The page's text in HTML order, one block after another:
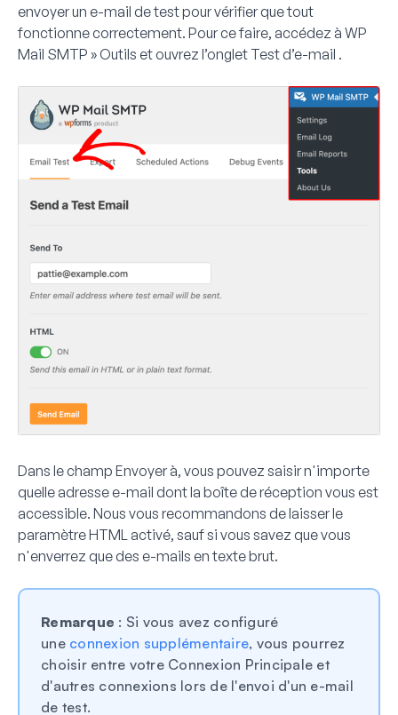
envoyer un e-mail de test pour vérifier que tout
fonctionne correctement. Pour ce faire, accédez à WP
Mail SMTP » Outils et ouvrez l’onglet Test d’e-mail .
Dans le champ Envoyer à, vous pouvez saisir n'importe
quelle adresse e-mail dont la boîte de réception vous est
accessible. Nous vous recommandons de laisser le
paramètreHTMLactivé, sauf si vous savez que vous
n'enverrez que des e-mails en texte brut.
Remarque : Si vous avez configuré
une connexion supplémentaire, vous pourrez
choisir entre votre Connexion Principale et
d'autres connexions lors de l'envoi d'un e-mail
de test.